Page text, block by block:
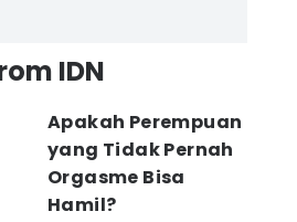
IDN
Apakah Perempuan
yang Tidak Pernah
Orgasme Bisa
Hamil?